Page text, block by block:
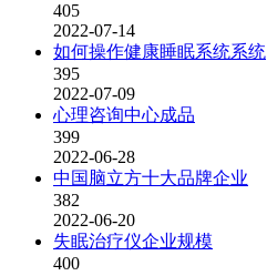
405
2022-07-14
如何操作健康睡眠系统系统
395
2022-07-09
心理咨询中心成品
399
2022-06-28
中国脑立方十大品牌企业
382
2022-06-20
失眠治疗仪企业规模
400